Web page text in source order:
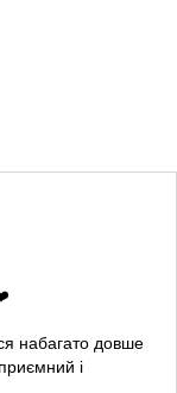
набагато довше
і